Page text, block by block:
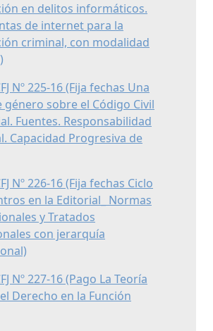
en delitos informáticos.
de internet para la
criminal, con modalidad
Nº 225-16 (Fija fechas Una
género sobre el Código Civil
Fuentes. Responsabilidad
Capacidad Progresiva de
Nº 226-16 (Fija fechas Ciclo
en la Editorial_ Normas
y Tratados
con jerarquía
Nº 227-16 (Pago La Teoría
Derecho en la Función